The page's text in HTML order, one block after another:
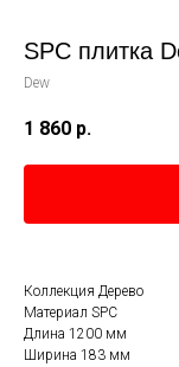
SPC плитка
Dew
1 860 р.
Коллекция Дерево
Материал SPC
Длина 1200 мм
Ширина 183 мм